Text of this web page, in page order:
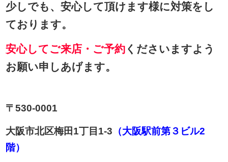
少しでも、安心して頂けます様に対策をし
ております。
安心してご来店・ご予約 くださいますよう
お願い申しあげます。
〒530-0001
大阪市北区梅田1丁目1-3 （大阪駅前第３ビル2
階）